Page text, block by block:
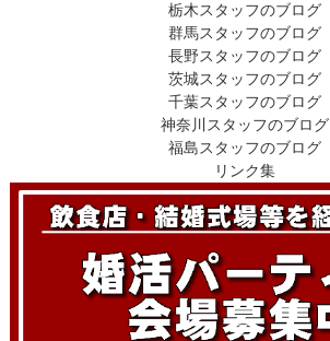
栃木スタッフのブログ
群馬スタッフのブログ
長野スタッフのブログ
茨城スタッフのブログ
千葉スタッフのブログ
神奈川スタッフのブログ
福島スタッフのブログ
リンク集